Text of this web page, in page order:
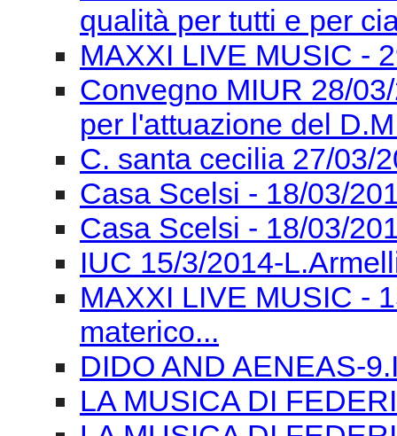
qualità per tutti e per
MAXXI LIVE MUSIC -
Convegno MIUR 28/
per l'attuazione del
C. santa cecilia 27/03/
Casa Scelsi - 18/03/
Casa Scelsi - 18/03/
IUC 15/3/2014-
MAXXI LIVE MUSIC -
materico...
DIDO AND AENEAS-
LA MUSICA DI